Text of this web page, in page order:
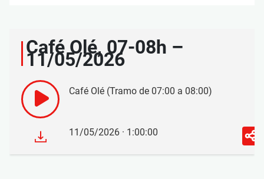
Café Olé, 07-08h –
11/05/2026
Café Olé (Tramo de 07:00 a 08:00)
11/05/2026 · 1:00:00